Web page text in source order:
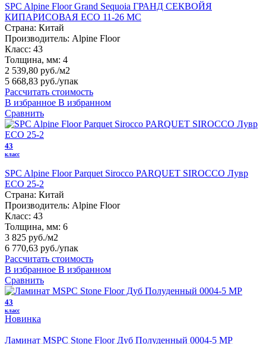
SPC Alpine Floor Grand Sequoia ГРАНД СЕКВОЙЯ
КИПАРИСОВАЯ ECO 11-26 MC
Страна: Китай
Производитель: Alpine Floor
Класс: 43
Толщина, мм: 4
2 539,80 руб./м2
5 668,83 руб./упак
Рассчитать стоимость
В избранное В избранном
Сравнить
43
класс
SPC Alpine Floor Parquet Sirocco PARQUET SIROCCO Лувр
ECO 25-2
Страна: Китай
Производитель: Alpine Floor
Класс: 43
Толщина, мм: 6
3 825 руб./м2
6 770,63 руб./упак
Рассчитать стоимость
В избранное В избранном
Сравнить
43
класс
Новинка
Ламинат MSPC Stone Floor Дуб Полуденный 0004-5 MP